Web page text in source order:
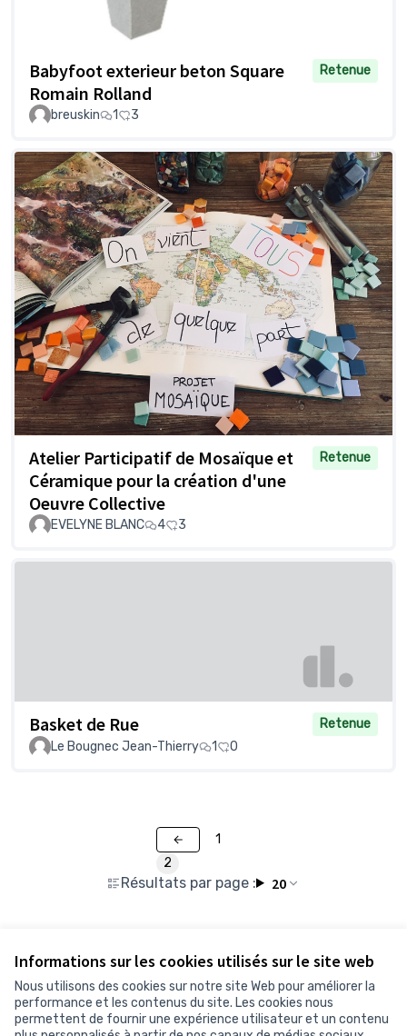
Informations sur les cookies utilisés sur le site web
Nous utilisons des cookies sur notre site Web pour améliorer la
performance et les contenus du site. Les cookies nous
permettent de fournir une expérience utilisateur et un contenu
Babyfoot exterieur beton Square
Romain Rolland
Retenue
breuskin 1 3
Atelier Participatif de Mosaïque et
Céramique pour la création d'une
Oeuvre Collective
Retenue
EVELYNE BLANC 4 3
Basket de Rue
Retenue
Le Bougnec Jean-Thierry
1 0
Résultats par page : 20
1
2
Voir toutes les propositions retirées
Conditions d'utilisation